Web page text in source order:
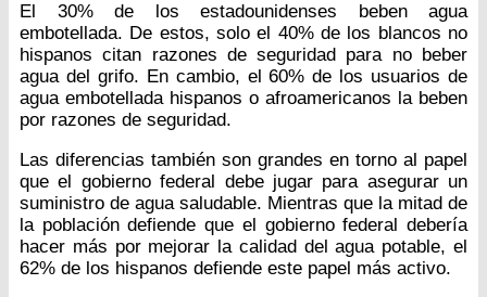
El 30% de los estadounidenses beben agua
embotellada. De estos, solo el 40% de los blancos no
hispanos citan razones de seguridad para no beber
agua del grifo. En cambio, el 60% de los usuarios de
agua embotellada hispanos o afroamericanos la beben
por razones de seguridad.
Las diferencias también son grandes en torno al papel
que el gobierno federal debe jugar para asegurar un
suministro de agua saludable. Mientras que la mitad de
la población defiende que el gobierno federal debería
hacer más por mejorar la calidad del agua potable, el
62% de los hispanos defiende este papel más activo.